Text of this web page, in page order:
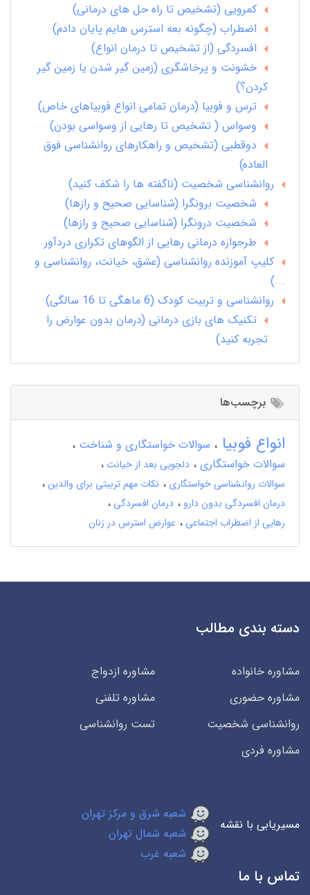
کمرویی (تشخیص تا راه حل های درمانی)
اضطراب (چگونه بعه استرس هایم پایان دادم)
افسردگی (از تشخیص تا درمان انواع)
خشونت و پرخاشگری (زمین گیر شدن یا زمین گیر
کردن؟)
ترس و فوبیا (درمان تمامی انواع فوبیاهای خاص)
وسواس ( تشخیص تا رهایی از وسواسی بودن)
دوقطبی (تشخیص و راهکارهای روانشناسی فوق
العاده)
روانشناسی شخصیت (ناگفته ها را شکف کنید)
شخصیت برونگرا (شناسایی صحیح و رازها)
شخصیت درونگرا (شناسایی صحیح و رازها)
طرحواره درمانی رهایی از الگوهای تکراری دردآور
کلیپ آموزنده روانشناسی (عشق، خیانت، روانشناسی و
...)
روانشناسی و تربیت کودک (6 ماهگی تا 16 سالگی)
تکنیک های بازی درمانی (درمان بدون عوارض را
تجربه کنید)
برچسب‌ها
انواع فوبیا
سوالات خواستگاری و شناخت
سوالات خواستگاری
دلجویی بعد از خیانت
سوالات روانشناسی خواستگاری
نکات مهم تربیتی برای والدین
درمان افسردگی بدون دارو
درمان افسردگی
رهایی از اضطراب اجتماعی
عوارض استرس در زنان
دسته بندی مطالب
مشاوره خانواده
مشاوره ازدواج
مشاوره حضوری
مشاوره تلفنی
روانشناسی شخصیت
تست روانشناسی
مشاوره فردی
مسیریابی با نقشه
شعبه شرق و مرکز تهران
شعبه شمال تهران
شعبه غرب
تماس با ما